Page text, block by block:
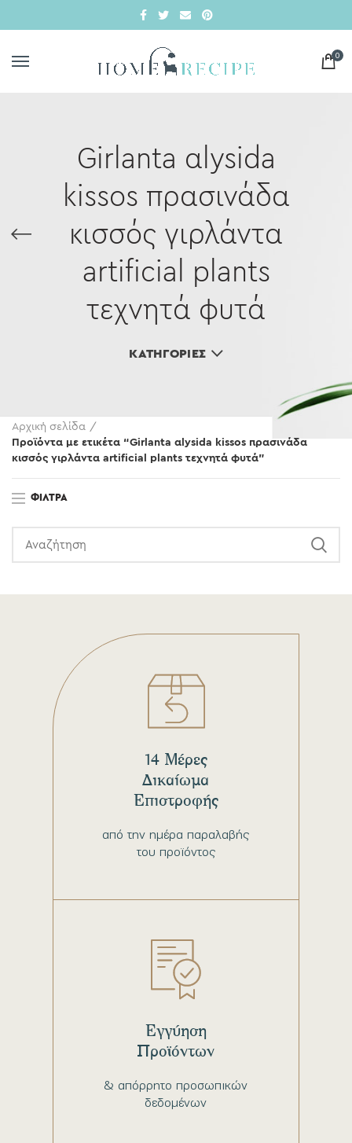
0
Girlanta αlysida
kissos πρασινάδα
κισσός γιρλάντα
artificial plants
τεχνητά φυτά
ΚΑΤΗΓΟΡΊΕΣ
Αρχική σελίδα
Προϊόντα με ετικέτα “Girlanta αlysida kissos πρασινάδα
κισσός γιρλάντα artificial plants τεχνητά φυτά”
ΦΊΛΤΡΑ
από την ημέρα παραλαβής
του προϊόντος
14 Μέρες
Δικαίωμα
Επιστροφής
& απόρρητο προσωπικών
δεδομένων
Εγγύηση
Προϊόντων